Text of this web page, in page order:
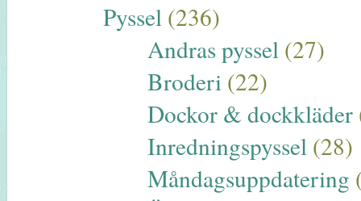
Pyssel(236)
Andras pyssel (27)
Broderi (22)
Dockor & dockkläder
Inredningspyssel (28)
Måndagsuppdatering